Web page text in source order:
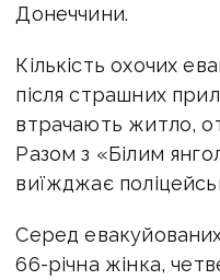
Донеччини.
Кількість охочих
після страшних
втрачають житло,
Разом з «Білим
виїжджає
Серед
66-річна жінка,